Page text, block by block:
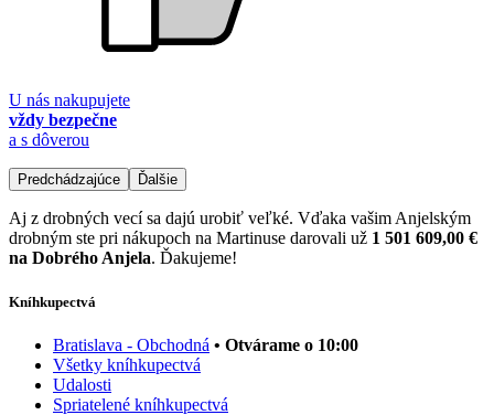
U nás nakupujete
vždy bezpečne
a s dôverou
Predchádzajúce Ďalšie
Aj z drobných vecí sa dajú urobiť veľké. Vďaka vašim Anjelským
drobným ste pri nákupoch na Martinuse darovali už 1 501 609,00 €
na Dobrého Anjela. Ďakujeme!
Kníhkupectvá
Bratislava - Obchodná • Otvárame o 10:00
Všetky kníhkupectvá
Udalosti
Spriatelené kníhkupectvá